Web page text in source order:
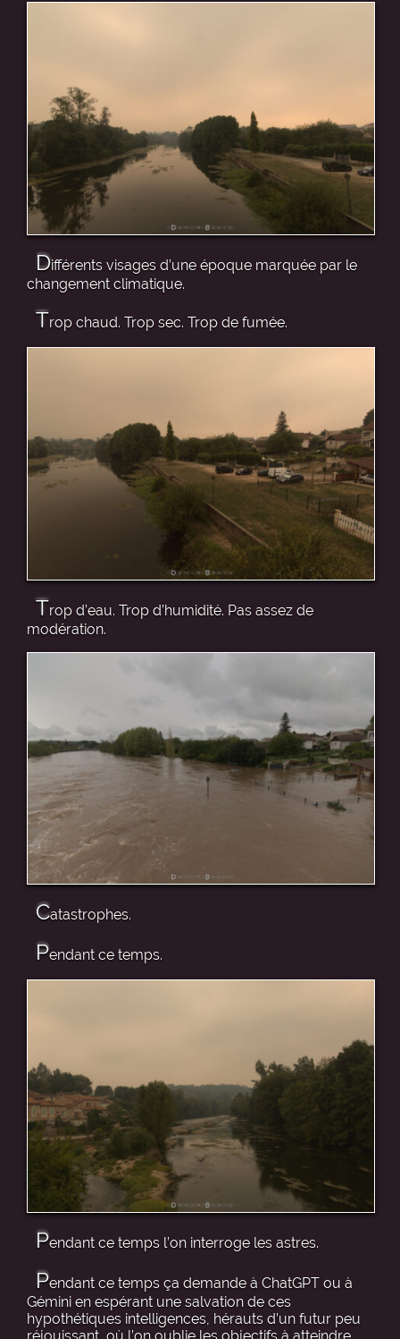
Différents visages d’une époque marquée par le
changement climatique.
Trop chaud. Trop sec. Trop de fumée.
Trop d’eau. Trop d’humidité. Pas assez de
modération.
Catastrophes.
Pendant ce temps.
Pendant ce temps l’on interroge les astres.
Pendant ce temps ça demande à ChatGPT ou à
Gémini en espérant une salvation de ces
hypothétiques intelligences, hérauts d’un futur peu